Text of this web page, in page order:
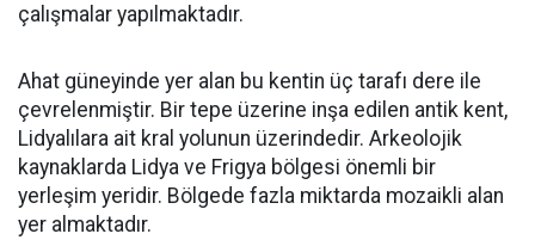
çalışmalar yapılmaktadır.
Ahat güneyinde yer alan bu kentin üç tarafı dere ile
çevrelenmiştir. Bir tepe üzerine inşa edilen antik kent,
Lidyalılara ait kral yolunun üzerindedir. Arkeolojik
kaynaklarda Lidya ve Frigya bölgesi önemli bir
yerleşim yeridir. Bölgede fazla miktarda mozaikli alan
yer almaktadır.